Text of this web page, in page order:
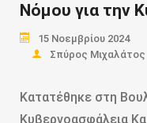
Νόμου για την
15 Νοεμβρίου 2024
Σπύρος Μιχαλάτος
Κατατέθηκε στη
Κυβερνοασφάλεια